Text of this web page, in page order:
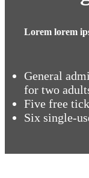
Lorem lorem
General
for two
Five free
Six single-